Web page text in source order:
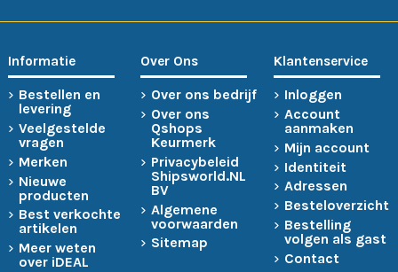
Informatie
Bestellen en
levering
Veelgestelde
vragen
Merken
Nieuwe
producten
Best verkochte
artikelen
Meer weten
over iDEAL
Over Ons
Over ons bedrijf
Over ons
Qshops
Keurmerk
Privacybeleid
Shipsworld.NL
BV
Algemene
voorwaarden
Sitemap
Klantenservice
Inloggen
Account
aanmaken
Mijn account
Identiteit
Adressen
Besteloverzicht
Bestelling
volgen als gast
Contact